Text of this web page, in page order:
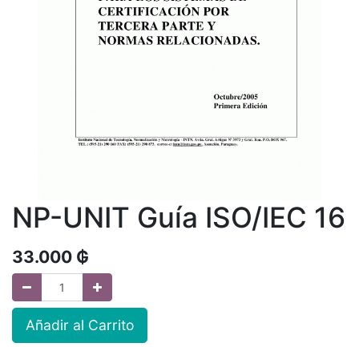
NP-UNIT Guía ISO/IEC 16
33.000 ₲
Añadir al Carrito